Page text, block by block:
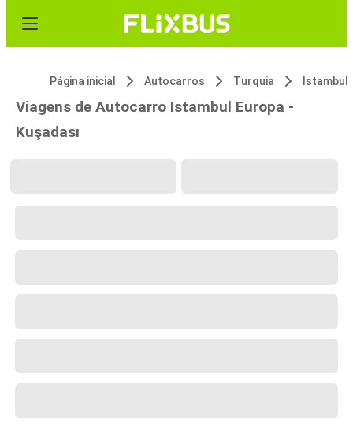
Página inicial Autocarros Turquia Istambul
Viagens de Autocarro Istambul Europa -
Kuşadası